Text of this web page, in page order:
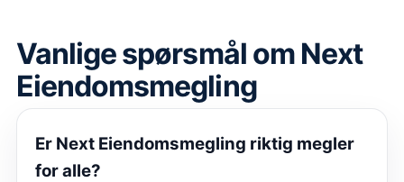
Vanlige spørsmål om Next
Eiendomsmegling
Er Next Eiendomsmegling riktig megler
for alle?